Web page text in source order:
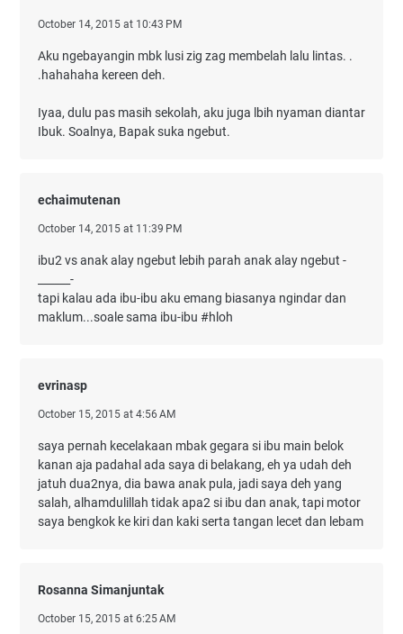
October 14, 2015 at 10:43 PM
Aku ngebayangin mbk lusi zig zag membelah lalu lintas. .
.hahahaha kereen deh.
Iyaa, dulu pas masih sekolah, aku juga lbih nyaman diantar
Ibuk. Soalnya, Bapak suka ngebut.
echaimutenan
October 14, 2015 at 11:39 PM
ibu2 vs anak alay ngebut lebih parah anak alay ngebut -
______-
tapi kalau ada ibu-ibu aku emang biasanya ngindar dan
maklum...soale sama ibu-ibu #hloh
evrinasp
October 15, 2015 at 4:56 AM
saya pernah kecelakaan mbak gegara si ibu main belok
kanan aja padahal ada saya di belakang, eh ya udah deh
jatuh dua2nya, dia bawa anak pula, jadi saya deh yang
salah, alhamdulillah tidak apa2 si ibu dan anak, tapi motor
saya bengkok ke kiri dan kaki serta tangan lecet dan lebam
Rosanna Simanjuntak
October 15, 2015 at 6:25 AM